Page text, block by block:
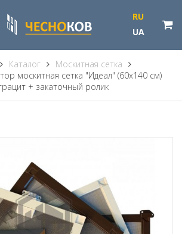
RU
UA
Каталог
Москитная сетка
москитная сетка "Идеал" (60х140 см)
+ закаточный ролик